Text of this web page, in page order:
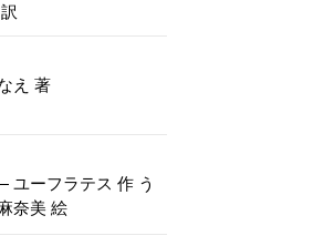
え 著
ユーフラテス 作 う
奈美 絵